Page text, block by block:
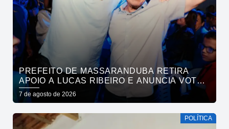
PREFEITO DE MASSARANDUBA RETIRA
APOIO A LUCAS RIBEIRO E ANUNCIA VOTO
EM CÍCERO PARA O GOVERNO
7 de agosto de 2026
POLÍTICA